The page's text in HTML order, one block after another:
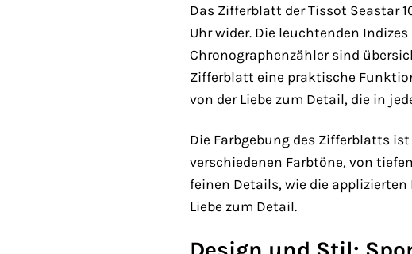
Das Zifferblatt der Tissot Seastar
Uhr wider. Die leuchtenden
Chronographenzähler sind
Zifferblatt eine praktische
von der Liebe zum Detail, die in
Die Farbgebung des Zifferblatts
verschiedenen Farbtöne, von
feinen Details, wie die
Liebe zum Detail.